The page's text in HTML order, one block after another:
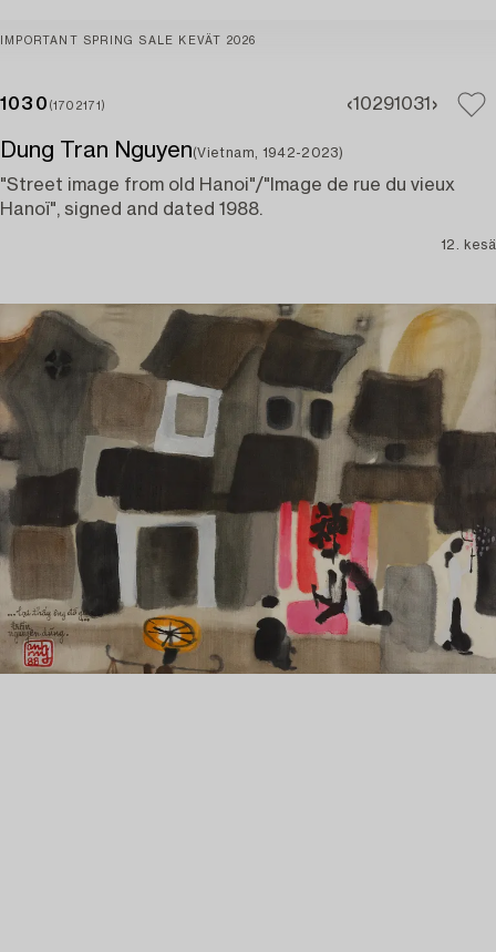
IMPORTANT SPRING SALE KEVÄT 2026
1030 (1702171) 10291031
Dung Tran Nguyen(Vietnam, 1942-2023)
"Street image from old Hanoi"/"Image de rue du vieux
Hanoï", signed and dated 1988.
12. kesä